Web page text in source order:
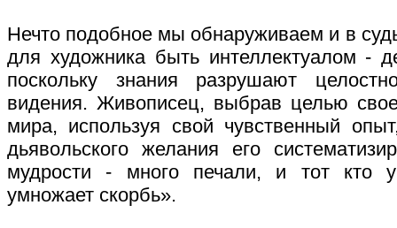
Нечто подобное мы обнаруживаем и в
для художника быть интеллектуалом -
поскольку знания разрушают
видения. Живописец, выбрав целью
мира, используя свой чувственный
дьявольского желания его
мудрости - много печали, и тот кто
умножает скорбь».